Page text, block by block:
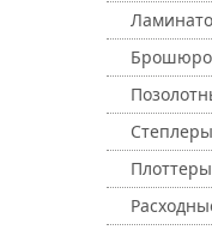
Степлеры
Плоттеры